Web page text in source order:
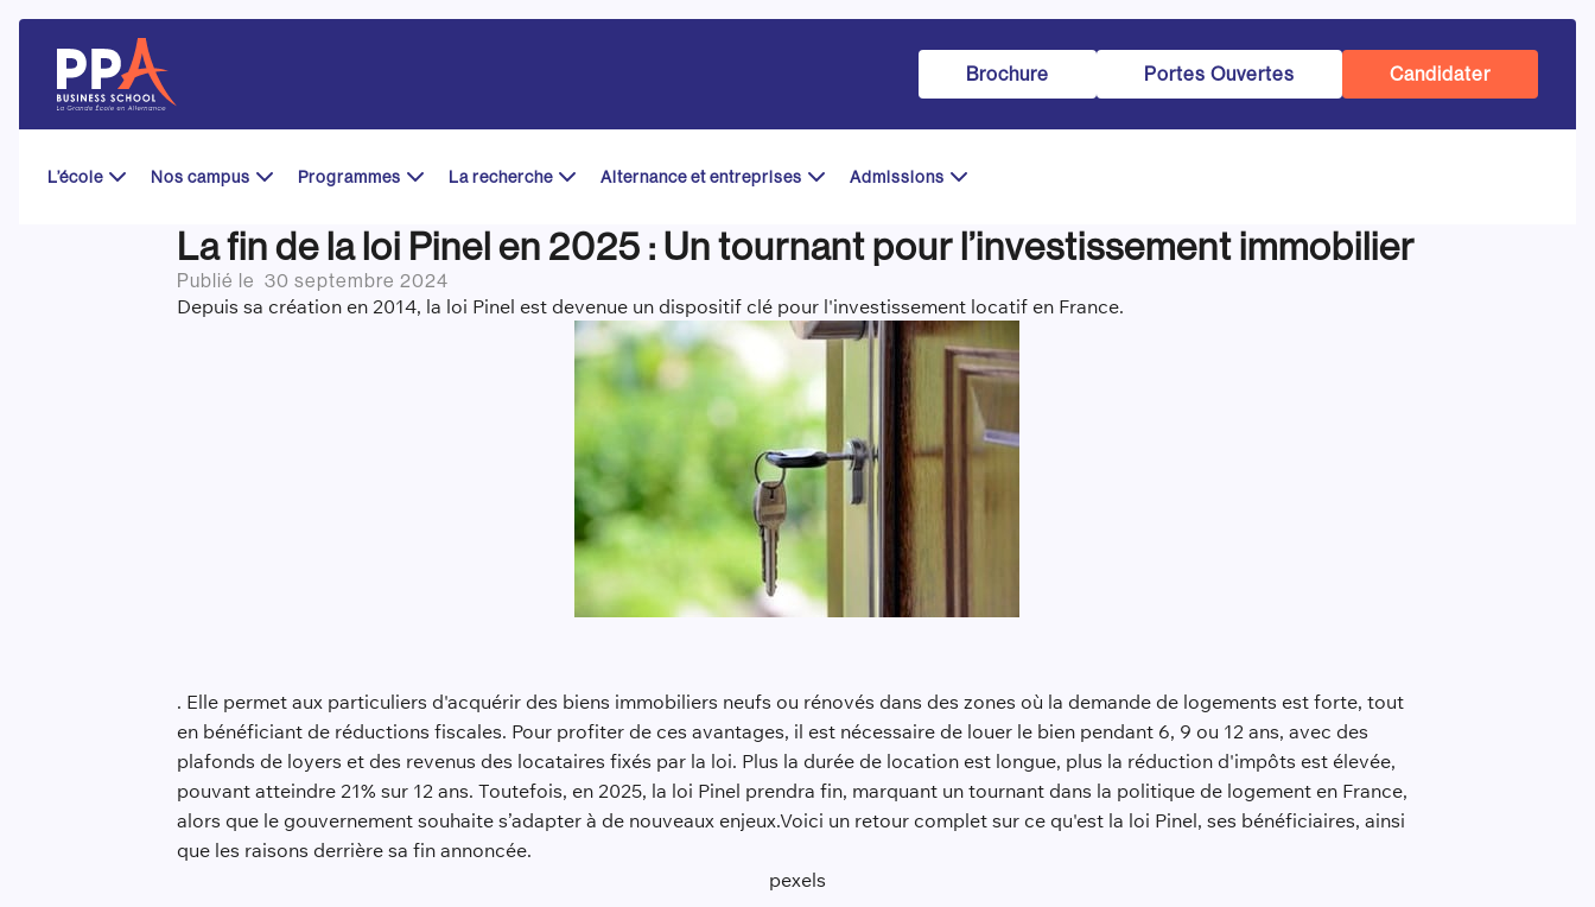
content
Brochure Portes Ouvertes Candidater
L’école Nos campus Programmes La recherche Alternance et entreprises Admissions
La fin de la loi Pinel en 2025 : Un tournant pour l’investissement immobilier
Publié le30 septembre 2024
Depuis sa création en 2014, la loi Pinel est devenue un dispositif clé pour l'investissement locatif en France.
. Elle permet aux particuliers d'acquérir des biens immobiliers neufs ou rénovés dans des zones où la demande de logements est forte, tout
en bénéficiant de réductions fiscales. Pour profiter de ces avantages, il est nécessaire de louer le bien pendant 6, 9 ou 12 ans, avec des
plafonds de loyers et des revenus des locataires fixés par la loi. Plus la durée de location est longue, plus la réduction d'impôts est élevée,
pouvant atteindre 21% sur 12 ans. Toutefois, en 2025, la loi Pinel prendra fin, marquant un tournant dans la politique de logement en France,
alors que le gouvernement souhaite s’adapter à de nouveaux enjeux.Voici un retour complet sur ce qu'est la loi Pinel, ses bénéficiaires, ainsi
que les raisons derrière sa fin annoncée.
pexels